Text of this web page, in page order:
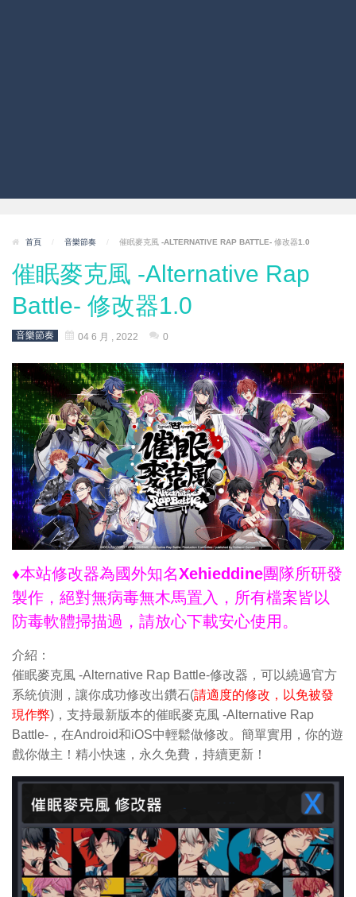
首頁 / 音樂節奏 / 催眠麥克風 -ALTERNATIVE RAP BATTLE- 修改器1.0
催眠麥克風 -Alternative Rap
Battle- 修改器1.0
音樂節奏 04 6 月 , 2022 0
♦本站修改器為國外知名Xehieddine團隊所研發
製作，絕對無病毒無木馬置入，所有檔案皆以
防毒軟體掃描過，請放心下載安心使用。
介紹：
催眠麥克風 -Alternative Rap Battle-修改器，可以繞過官方
系統偵測，讓你成功修改出鑽石(請適度的修改，以免被發
現作弊)，支持最新版本的催眠麥克風 -Alternative Rap
Battle-，在Android和iOS中輕鬆做修改。簡單實用，你的遊
戲你做主！精小快速，永久免費，持續更新！